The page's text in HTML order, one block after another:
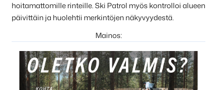
hoitamattomille rinteille. Ski Patrol myös kontrolloi alueen
päivittäin ja huolehtii merkintöjen näkyvyydestä.
Mainos: